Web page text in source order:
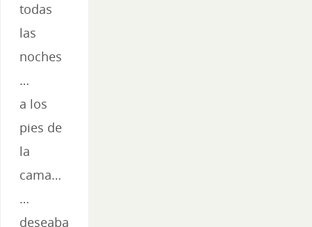
todas
las
noches
…
a los
pies de
la
cama…
…
deseaba